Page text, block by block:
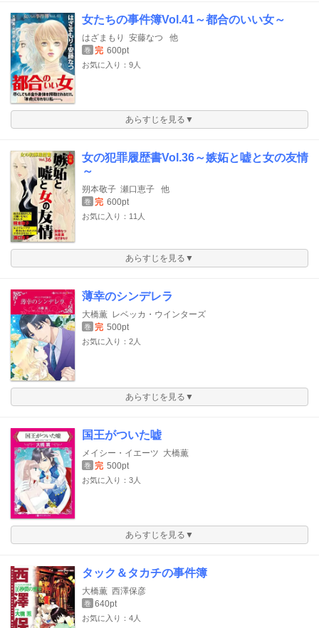
女たちの事件簿Vol.41～都合のいい女～
はざまもり 安藤なつ 他
巻 完 600pt
お気に入り：9人
あらすじを見る▼
女の犯罪履歴書Vol.36～嫉妬と嘘と女の友情
～
朔本敬子 瀬口恵子 他
巻 完 600pt
お気に入り：11人
あらすじを見る▼
薄幸のシンデレラ
大橋薫 レベッカ・ウインターズ
巻 完 500pt
お気に入り：2人
あらすじを見る▼
国王がついた嘘
メイシー・イエーツ 大橋薫
巻 完 500pt
お気に入り：3人
あらすじを見る▼
タック＆タカチの事件簿
大橋薫 西澤保彦
巻 640pt
お気に入り：4人